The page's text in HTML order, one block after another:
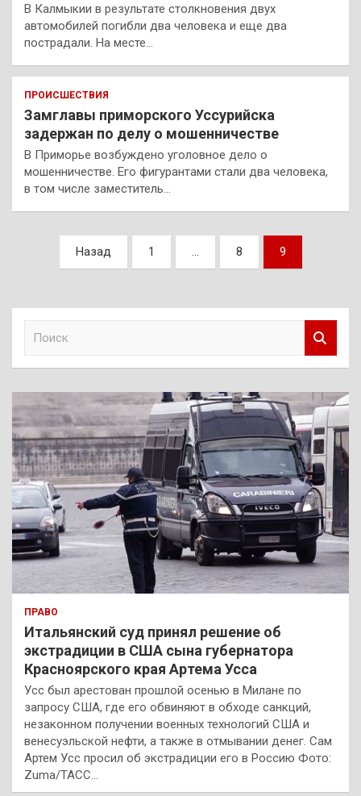
В Калмыкии в результате столкновения двух
автомобилей погибли два человека и еще два
пострадали. На месте…
ПРОИСШЕСТВИЯ
Замглавы приморского Уссурийска
задержан по делу о мошенничестве
В Приморье возбуждено уголовное дело о
мошенничестве. Его фигурантами стали два человека,
в том числе заместитель…
Пагинация
записей
Назад 1 8 9
к
ПРАВО
Итальянский суд принял решение об
экстрадиции в США сына губернатора
Красноярского края Артема Усса
Усс был арестован прошлой осенью в Милане по
запросу США, где его обвиняют в обходе санкций,
незаконном получении военных технологий США и
венесуэльской нефти, а также в отмывании денег. Сам
Артем Усс просил об экстрадиции его в Россию Фото:
Zuma/ТАСС…